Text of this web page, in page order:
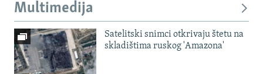
Multimedija
Satelitski snimci otkrivaju štetu na
skladištima ruskog 'Amazona'